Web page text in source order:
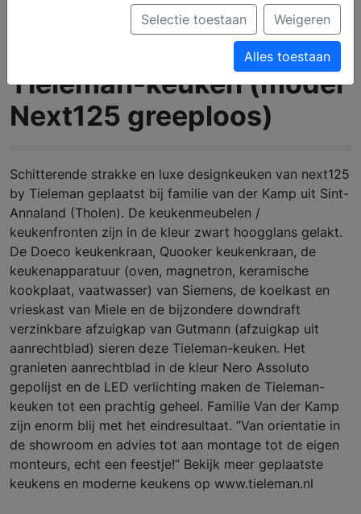
Tieleman-keuken (model
Next125 greeploos)
Schitterende strakke en luxe designkeuken van next125
by Tieleman geplaatst bij familie van der Kamp uit Sint-
Annaland (Tholen). De keukenmeubelen /
keukenfronten zijn in de kleur zwart hoogglans gelakt.
De Doeco keukenkraan, Quooker keukenkraan, de
keukenapparatuur (oven, magnetron, keramische
kookplaat, vaatwasser) van Siemens, de koelkast en
vrieskast van Miele en de bijzondere downdraft
verzinkbare afzuigkap van Gutmann (afzuigkap uit
aanrechtblad) sieren deze Tieleman-keuken. Het
granieten aanrechtblad in de kleur Nero Assoluto
gepolijst en de LED verlichting maken de Tieleman-
keuken tot een prachtig geheel. Familie Van der Kamp
zijn enorm blij met het eindresultaat. “Van orientatie in
de showroom en advies tot aan montage tot de eigen
monteurs, echt een feestje!” Bekijk meer geplaatste
keukens en moderne keukens op www.tieleman.nl
Selectie toestaan Weigeren
Alles toestaan